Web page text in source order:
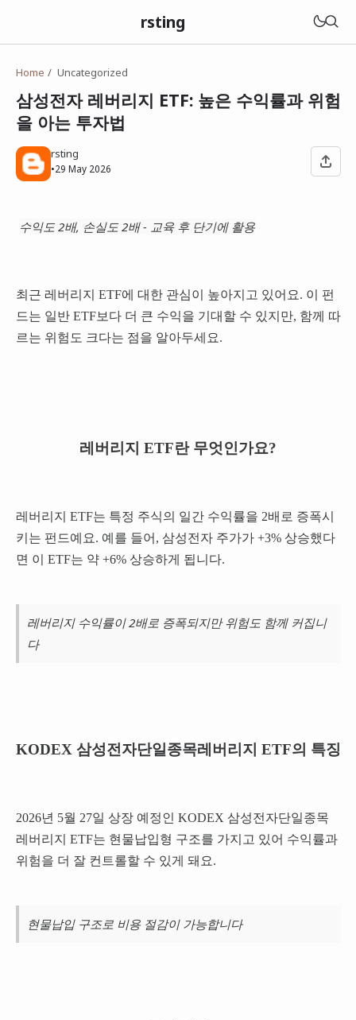
rsting
Home Uncategorized
삼성전자 레버리지 ETF: 높은 수익률과 위험
을 아는 투자법
rsting
•29 May 2026
수익도 2배, 손실도 2배 - 교육 후 단기에 활용
최근 레버리지 ETF에 대한 관심이 높아지고 있어요. 이 펀
드는 일반 ETF보다 더 큰 수익을 기대할 수 있지만, 함께 따
르는 위험도 크다는 점을 알아두세요.
레버리지 ETF란 무엇인가요?
레버리지 ETF는 특정 주식의 일간 수익률을 2배로 증폭시
키는 펀드예요. 예를 들어, 삼성전자 주가가 +3% 상승했다
면 이 ETF는 약 +6% 상승하게 됩니다.
레버리지 수익률이 2배로 증폭되지만 위험도 함께 커집니
다
KODEX 삼성전자단일종목레버리지 ETF의 특징
2026년 5월 27일 상장 예정인 KODEX 삼성전자단일종목
레버리지 ETF는 현물납입형 구조를 가지고 있어 수익률과
위험을 더 잘 컨트롤할 수 있게 돼요.
현물납입 구조로 비용 절감이 가능합니다